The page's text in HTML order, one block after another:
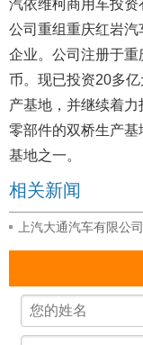
汽依维柯商用车投
公司重组重庆红岩
企业。公司注册于
币。现已投资20多
产基地，并继续着
零部件的双桥生产
基地之一。
相关新闻
上汽大通汽车有限公司